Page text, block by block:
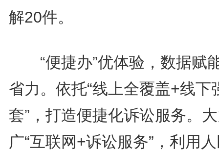
解20件。
“便捷办”优体验，数据赋
省力。依托“线上全覆盖+线下
套”，打造便捷化诉讼服务。
广“互联网+诉讼服务”，利用